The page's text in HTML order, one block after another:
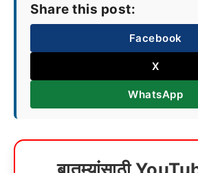
Share this post:
Facebook
X
WhatsApp